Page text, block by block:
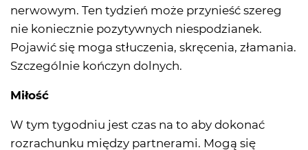
nerwowym. Ten tydzień może przynieść szereg
nie koniecznie pozytywnych niespodzianek.
Pojawić się moga stłuczenia, skręcenia, złamania.
Szczególnie kończyn dolnych.
Miłość
W tym tygodniu jest czas na to aby dokonać
rozrachunku między partnerami. Mogą się